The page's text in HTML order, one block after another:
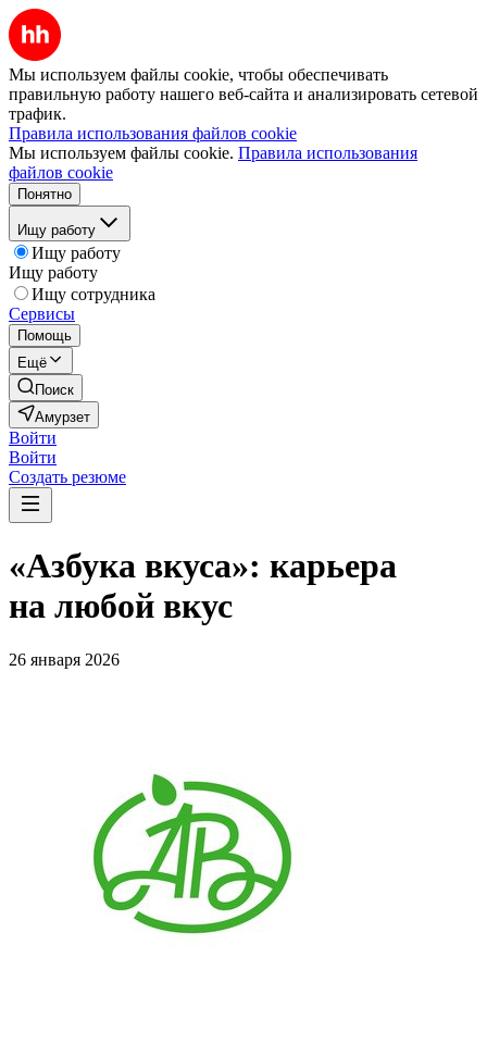
Мы используем файлы cookie, чтобы обеспечивать
правильную работу нашего веб-сайта и анализировать сетевой
трафик.
Правила использования файлов cookie
Мы используем файлы cookie. Правила использования
файлов cookie
Понятно
Ищу работу
Ищу работу
Ищу работу
Ищу сотрудника
Сервисы
Помощь
Ещё
Поиск
Амурзет
Войти
Войти
Создать резюме
«Азбука вкуса»: карьера
на любой вкус
26 января 2026